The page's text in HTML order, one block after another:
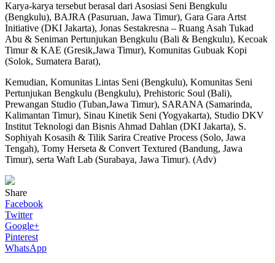
Karya-karya tersebut berasal dari Asosiasi Seni Bengkulu
(Bengkulu), BAJRA (Pasuruan, Jawa Timur), Gara Gara Artst
Initiative (DKI Jakarta), Jonas Sestakresna – Ruang Asah Tukad
Abu & Seniman Pertunjukan Bengkulu (Bali & Bengkulu), Kecoak
Timur & KAE (Gresik,Jawa Timur), Komunitas Gubuak Kopi
(Solok, Sumatera Barat),
Kemudian, Komunitas Lintas Seni (Bengkulu), Komunitas Seni
Pertunjukan Bengkulu (Bengkulu), Prehistoric Soul (Bali),
Prewangan Studio (Tuban,Jawa Timur), SARANA (Samarinda,
Kalimantan Timur), Sinau Kinetik Seni (Yogyakarta), Studio DKV
Institut Teknologi dan Bisnis Ahmad Dahlan (DKI Jakarta), S.
Sophiyah Kosasih & Tilik Sarira Creative Process (Solo, Jawa
Tengah), Tomy Herseta & Convert Textured (Bandung, Jawa
Timur), serta Waft Lab (Surabaya, Jawa Timur). (Adv)
Share
Facebook
Twitter
Google+
Pinterest
WhatsApp